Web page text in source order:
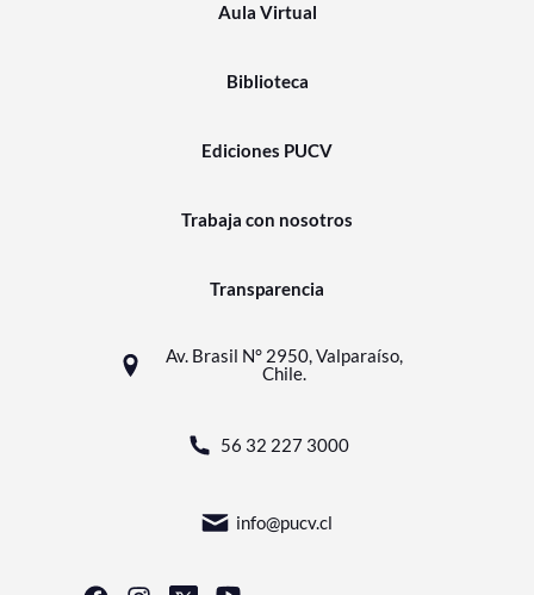
Aula Virtual
Biblioteca
Ediciones PUCV
Trabaja con nosotros
Transparencia
Av. Brasil N° 2950, Valparaíso,
Chile.
56 32 227 3000
info@pucv.cl